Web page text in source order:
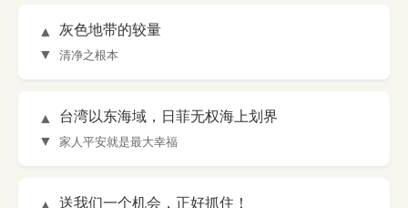
▲
▼
灰色地带的较量
清净之根本
▲
▼
台湾以东海域，日菲无权海上划界
家人平安就是最大幸福
送我们一个机会，正好抓住！